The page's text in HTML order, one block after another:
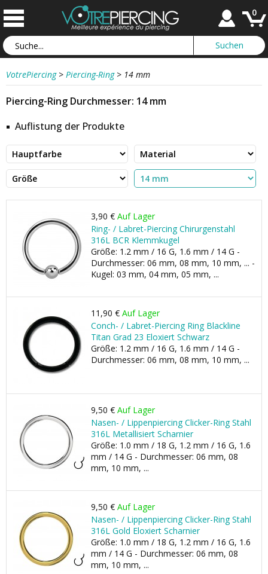
0
VotrePiercing > Piercing-Ring > 14 mm
Piercing-Ring Durchmesser: 14 mm
Auflistung der Produkte
3,90 € Auf Lager
Ring- / Labret-Piercing Chirurgenstahl
316L BCR Klemmkugel
Größe: 1.2 mm / 16 G, 1.6 mm / 14 G -
Durchmesser: 06 mm, 08 mm, 10 mm, ... -
Kugel: 03 mm, 04 mm, 05 mm, ...
11,90 € Auf Lager
Conch- / Labret-Piercing Ring Blackline
Titan Grad 23 Eloxiert Schwarz
Größe: 1.2 mm / 16 G, 1.6 mm / 14 G -
Durchmesser: 06 mm, 08 mm, 10 mm, ...
9,50 € Auf Lager
Nasen- / Lippenpiercing Clicker-Ring Stahl
316L Metallisiert Scharnier
Größe: 1.0 mm / 18 G, 1.2 mm / 16 G, 1.6
mm / 14 G - Durchmesser: 06 mm, 08
mm, 10 mm, ...
9,50 € Auf Lager
Nasen- / Lippenpiercing Clicker-Ring Stahl
316L Gold Eloxiert Scharnier
Größe: 1.0 mm / 18 G, 1.2 mm / 16 G, 1.6
mm / 14 G - Durchmesser: 06 mm, 08
mm, 10 mm, ...